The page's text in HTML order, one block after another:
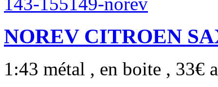
NOREV CITROEN
1:43 métal , en boite , 33€